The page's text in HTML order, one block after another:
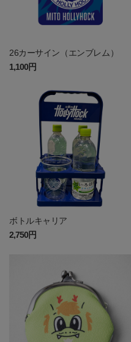
26カーサイン（エンブレム）
1,100円
ボトルキャリア
2,750円